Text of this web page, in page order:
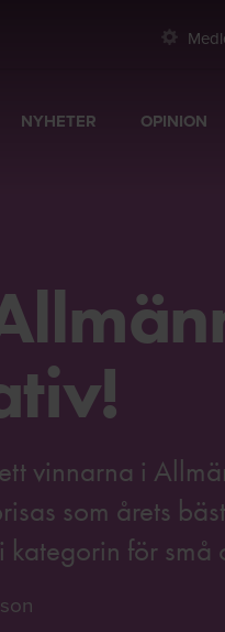
NYHETER OPINION
vinnarna i
som årets
för små